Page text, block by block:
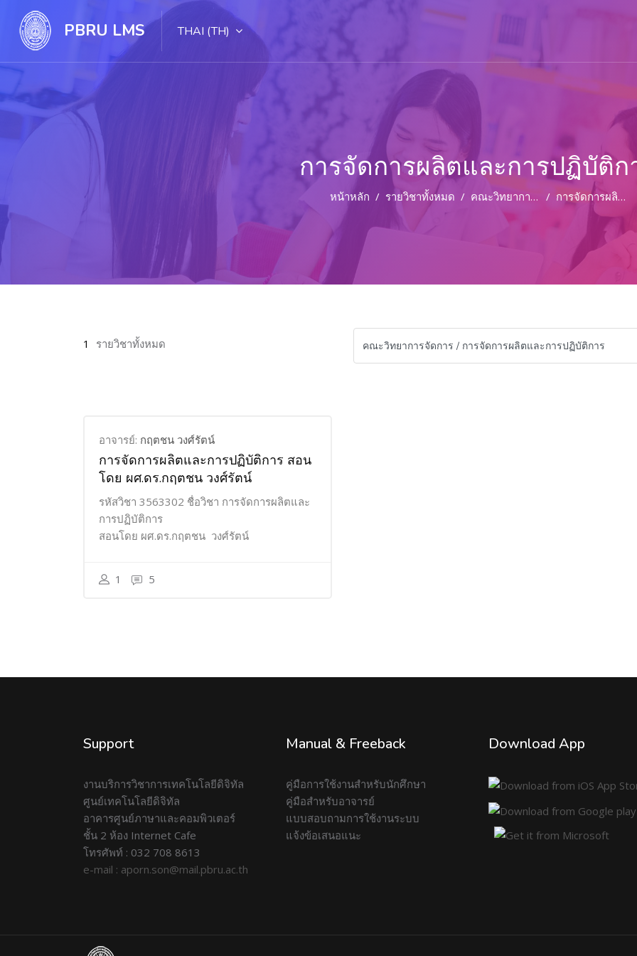
PBRU LMS THAI ‎(TH)‎
การจัดการผลิตและการปฏิบัติก
หน้าหลัก รายวิชาทั้งหมด คณะวิทยาการจัดการ การจัดการผลิตและการปฏิบัติการ
1
รายวิชาทั้งหมด
อาจารย์: กฤตชน วงศ์รัตน์
การจัดการผลิตและการปฏิบัติการ สอน
โดย ผศ.ดร.กฤตชน วงศ์รัตน์
รหัสวิชา 3563302 ชื่อวิชา การจัดการผลิตและ
การปฏิบัติการ
สอนโดย ผศ.ดร.กฤตชน วงศ์รัตน์
1 5
Support
งานบริการวิชาการเทคโนโลยีดิจิทัล
ศูนย์เทคโนโลยีดิจิทัล
อาคารศูนย์ภาษาและคอมพิวเตอร์
ชั้น 2 ห้อง Internet Cafe
โทรศัพท์ : 032 708 8613
e-mail : aporn.son@mail.pbru.ac.th
Manual & Freeback
คู่มือการใช้งานสำหรับนักศึกษา
คู่มือสำหรับอาจารย์
แบบสอบถามการใช้งานระบบ
แจ้งข้อเสนอแนะ
Download App